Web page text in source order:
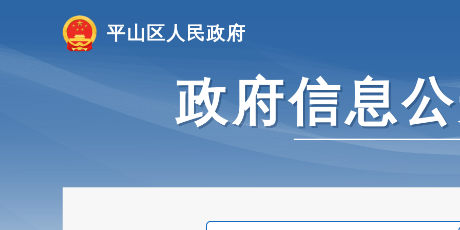
平山区人民政府
政府信息